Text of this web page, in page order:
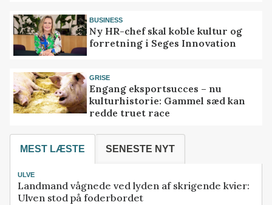
BUSINESS
Ny HR-chef skal koble kultur og
forretning i Seges Innovation
GRISE
Engang eksportsucces – nu
kulturhistorie: Gammel sæd kan
redde truet race
MEST LÆSTE SENESTE NYT
ULVE
Landmand vågnede ved lyden af skrigende kvier:
Ulven stod på foderbordet